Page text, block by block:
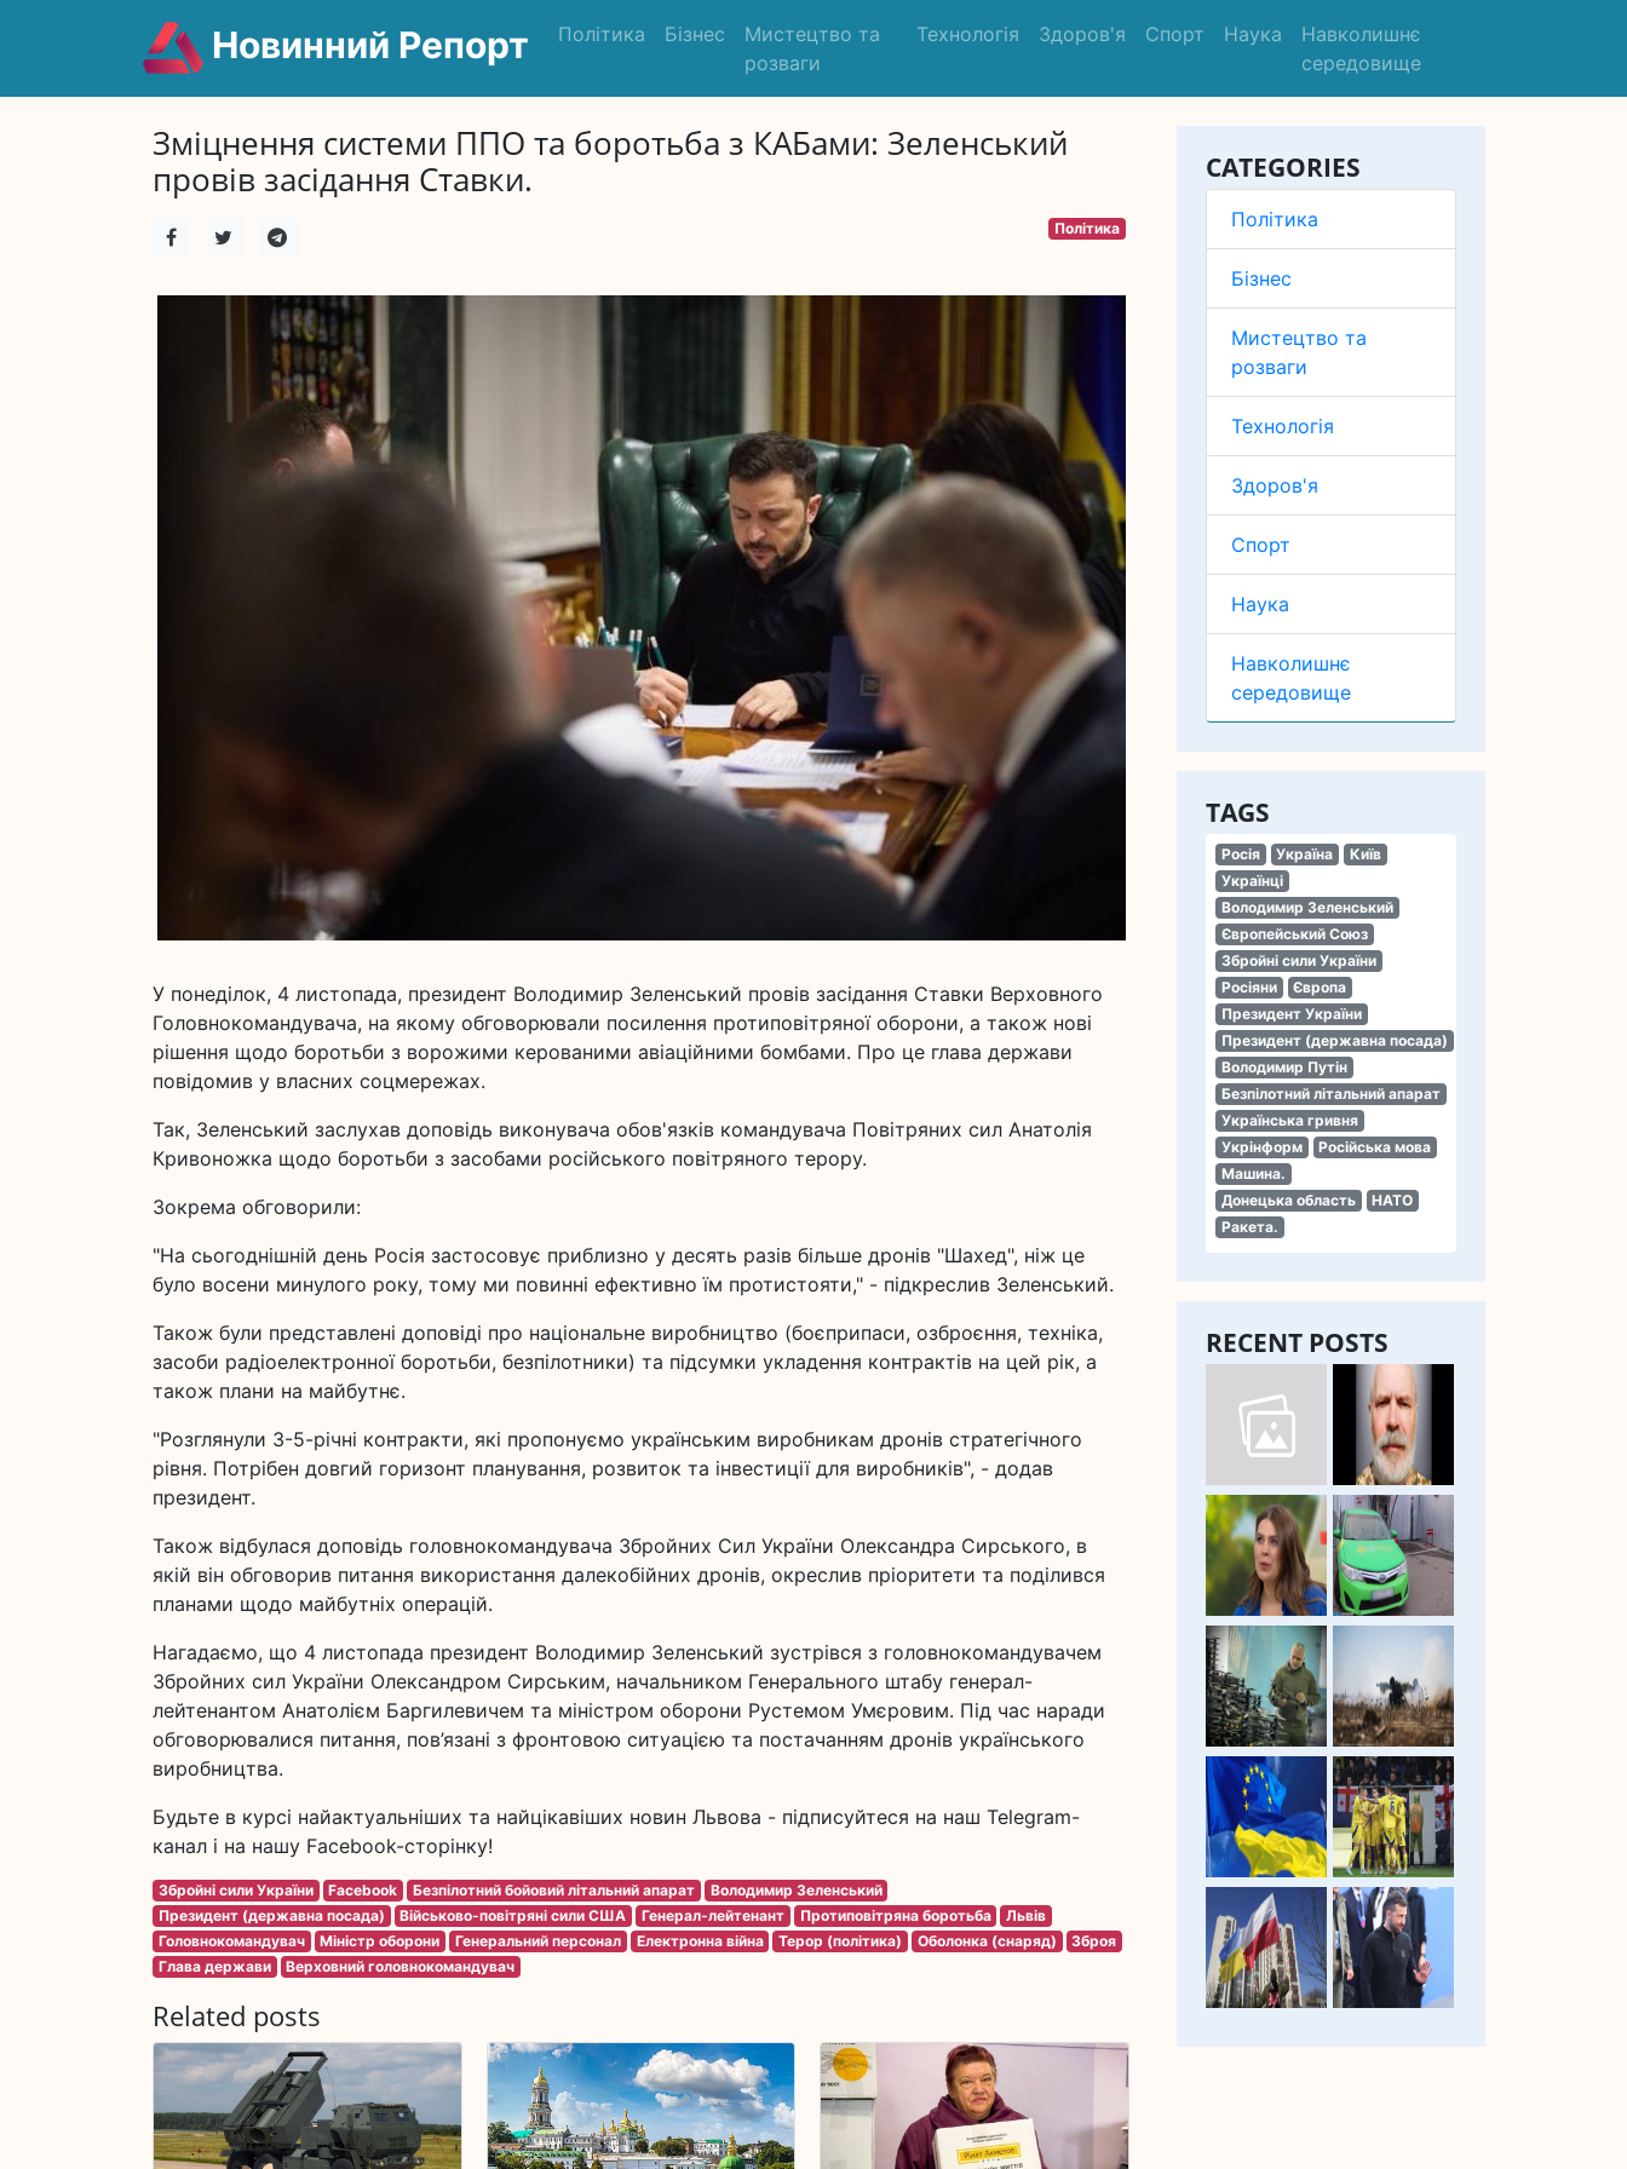
Новинний Репорт Політика Бізнес
Мистецтво та
розваги
Технологія Здоров'я Спорт Наука
Навколишнє
середовище
CATEGORIES
Політика
Бізнес
Мистецтво та
розваги
Технологія
Здоров'я
Спорт
Наука
Навколишнє
середовище
TAGS
Росія Україна
Київ
Українці
Володимир Зеленський
Європейський Союз
Збройні сили України
Росіяни
Європа
Президент України
Президент (державна посада)
Володимир Путін
Безпілотний літальний апарат
Українська гривня
Укрінформ
Російська мова
Машина.
Донецька область
НАТО
Ракета.
RECENT POSTS
Зміцнення системи ППО та боротьба з КАБами: Зеленський
провів засідання Ставки.
Політика
У понеділок, 4 листопада, президент Володимир Зеленський провів засідання Ставки Верховного
Головнокомандувача, на якому обговорювали посилення протиповітряної оборони, а також нові
рішення щодо боротьби з ворожими керованими авіаційними бомбами. Про це глава держави
повідомив у власних соцмережах.
Так, Зеленський заслухав доповідь виконувача обов'язків командувача Повітряних сил Анатолія
Кривоножка щодо боротьби з засобами російського повітряного терору.
Зокрема обговорили:
"На сьогоднішній день Росія застосовує приблизно у десять разів більше дронів "Шахед", ніж це
було восени минулого року, тому ми повинні ефективно їм протистояти," - підкреслив Зеленський.
Також були представлені доповіді про національне виробництво (боєприпаси, озброєння, техніка,
засоби радіоелектронної боротьби, безпілотники) та підсумки укладення контрактів на цей рік, а
також плани на майбутнє.
"Розглянули 3-5-річні контракти, які пропонуємо українським виробникам дронів стратегічного
рівня. Потрібен довгий горизонт планування, розвиток та інвестиції для виробників", - додав
президент.
Також відбулася доповідь головнокомандувача Збройних Сил України Олександра Сирського, в
якій він обговорив питання використання далекобійних дронів, окреслив пріоритети та поділився
планами щодо майбутніх операцій.
Нагадаємо, що 4 листопада президент Володимир Зеленський зустрівся з головнокомандувачем
Збройних сил України Олександром Сирським, начальником Генерального штабу генерал-
лейтенантом Анатолієм Баргилевичем та міністром оборони Рустемом Умєровим. Під час наради
обговорювалися питання, пов’язані з фронтовою ситуацією та постачанням дронів українського
виробництва.
Будьте в курсі найактуальніших та найцікавіших новин Львова - підписуйтеся на наш Telegram-
канал і на нашу Facebook-сторінку!
Збройні сили України Facebook Безпілотний бойовий літальний апарат
Володимир Зеленський
Президент (державна посада)
Військово-повітряні сили США Генерал-лейтенант Протиповітряна боротьба
Львів
Головнокомандувач
Міністр оборони Генеральний персонал Електронна війна Терор (політика) Оболонка (снаряд)
Зброя
Глава держави
Верховний головнокомандувач
Related posts